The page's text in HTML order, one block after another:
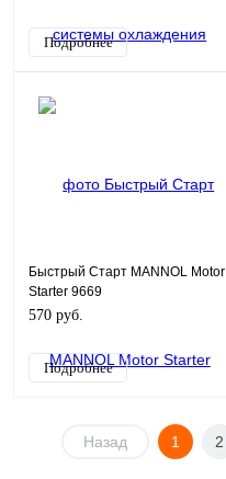
Подробнее
Быстрый Старт MANNOL Motor
Starter 9669
570 руб.
Подробнее
Назад 1 2